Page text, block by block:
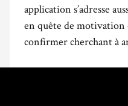
application s’adresse
en quête de motivation
confirmer cherchant à